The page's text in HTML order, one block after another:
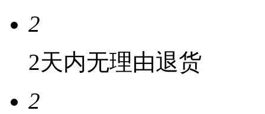
2
2天内无理由退货
2